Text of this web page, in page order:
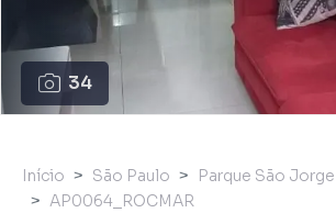
34
Início São Paulo Parque São Jorge
AP0064_ROCMAR